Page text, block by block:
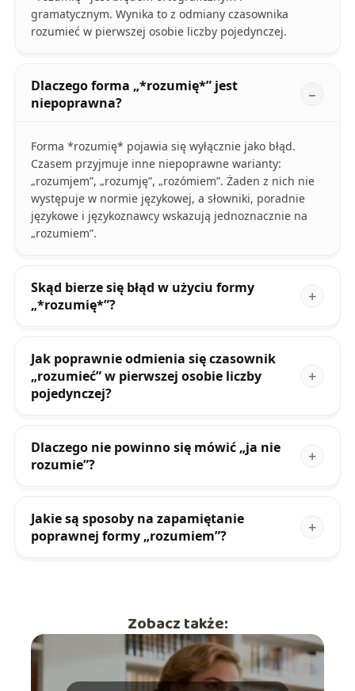
gramatycznym. Wynika to z odmiany czasownika
rozumieć w pierwszej osobie liczby pojedynczej.
Dlaczego forma „*rozumię*” jest
niepoprawna?
Forma *rozumię* pojawia się wyłącznie jako błąd.
Czasem przyjmuje inne niepoprawne warianty:
„rozumjem”, „rozumję”, „rozómiem”. Żaden z nich nie
występuje w normie językowej, a słowniki, poradnie
językowe i językoznawcy wskazują jednoznacznie na
„rozumiem”.
Skąd bierze się błąd w użyciu formy
„*rozumię*”?
Jak poprawnie odmienia się czasownik
„rozumieć” w pierwszej osobie liczby
pojedynczej?
Dlaczego nie powinno się mówić „ja nie
rozumie”?
Jakie są sposoby na zapamiętanie
poprawnej formy „rozumiem”?
Zobacz także: